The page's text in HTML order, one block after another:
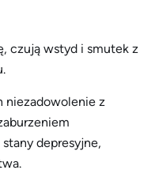
czują wstyd i smutek z
niezadowolenie z
depresyjne,